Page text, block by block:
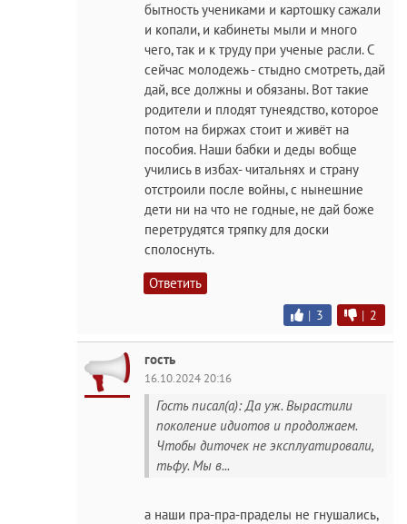
бытность учениками и картошку сажали
и копали, и кабинеты мыли и много
чего, так и к труду при ученые расли. С
сейчас молодежь - стыдно смотреть, дай
дай, все должны и обязаны. Вот такие
родители и плодят тунеядство, которое
потом на биржах стоит и живёт на
пособия. Наши бабки и деды вобще
учились в избах- читальнях и страну
отстроили после войны, с нынешние
дети ни на что не годные, не дай боже
перетрудятся тряпку для доски
сполоснуть.
Ответить
| 3 | 2
гость
16.10.2024 20:16
Гость писал(а): Да уж. Вырастили
поколение идиотов и продолжаем.
Чтобы диточек не эксплуатировали,
тьфу. Мы в...
а наши пра-пра-праделы не гнушались,